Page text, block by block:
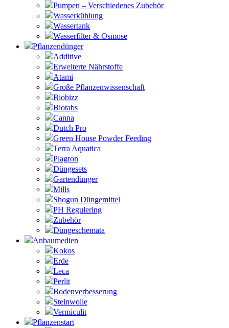
Pumpen – Verschiedenes Zubehör
Wasserkühlung
Wassertank
Wasserfilter & Osmose
Pflanzendünger
Additive
Erweiterte Nährstoffe
Atami
Große Pflanzenwissenschaft
Biobizz
Biotabs
Canna
Dutch Pro
Green House Powder Feeding
Terra Aquatica
Plagron
Düngesets
Gartendünger
Mills
Shogun Düngemittel
PH Regulering
Zubehör
Düngeschemata
Anbaumedien
Kokos
Erde
Leca
Perlit
Bodenverbesserung
Steinwolle
Vermiculit
Pflanzenstart